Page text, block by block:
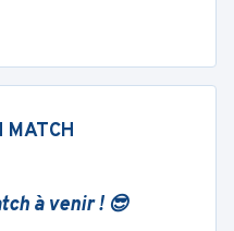
MATCH
à venir ! 😎